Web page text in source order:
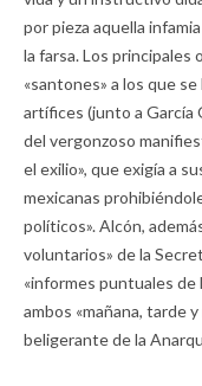
por pieza aquella
la farsa. Los principales
«santones» a los que
artífices (junto a García
del vergonzoso
el exilio», que exigía a
mexicanas
políticos». Alcón,
voluntarios» de la
«informes puntuales de
ambos «mañana, tarde
beligerante de la